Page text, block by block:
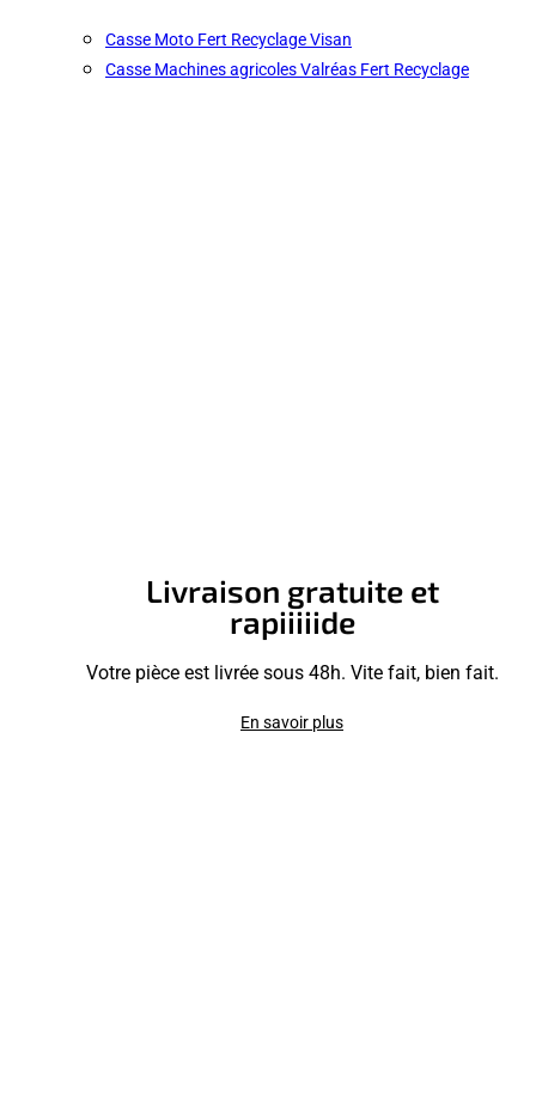
Casse Moto Fert Recyclage Visan
Casse Machines agricoles Valréas Fert Recyclage
Livraison gratuite et
rapiiiiide
Votre pièce est livrée sous 48h. Vite fait, bien fait.
En savoir plus